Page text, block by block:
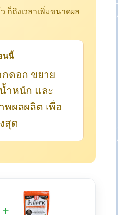
ก็ถึงเวลาเพิ่มขนาดผล
นนี้
ดอก ขยาย
ำหนัก และ
ผลผลิต เพื่อ
สุด
+